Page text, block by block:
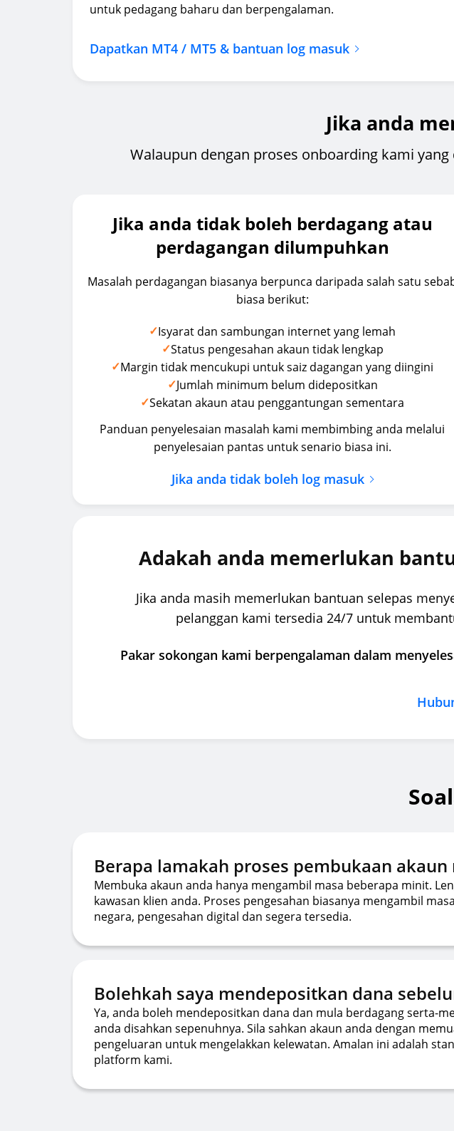
untuk pedagang baharu dan berpengalaman.
Dapatkan MT4 / MT5 & bantuan log masuk
Jika anda
Walaupun dengan proses onboarding kami
Jika anda tidak boleh berdagang atau
perdagangan dilumpuhkan
Masalah perdagangan biasanya berpunca daripada salah satu
biasa berikut:
✓Isyarat dan sambungan internet yang lemah
✓Status pengesahan akaun tidak lengkap
✓Margin tidak mencukupi untuk saiz dagangan yang diingini
✓Jumlah minimum belum didepositkan
✓Sekatan akaun atau penggantungan sementara
Panduan penyelesaian masalah kami membimbing anda melalui
penyelesaian pantas untuk senario biasa ini.
Jika anda tidak boleh log masuk
Adakah anda memerlukan
Jika anda masih memerlukan bantuan selepas
pelanggan kami tersedia 24/7 untuk
Pakar sokongan kami berpengalaman dalam
Berapa lamakah proses pembukaan
Membuka akaun anda hanya mengambil masa beberapa minit.
kawasan klien anda. Proses pengesahan biasanya mengambil
negara, pengesahan digital dan segera tersedia.
Bolehkah saya mendepositkan dana
Ya, anda boleh mendepositkan dana dan mula berdagang serta-
anda disahkan sepenuhnya. Sila sahkan akaun anda dengan
pengeluaran untuk mengelakkan kelewatan. Amalan ini adalah
platform kami.